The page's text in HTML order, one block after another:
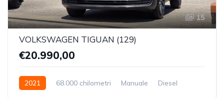
15
VOLKSWAGEN TIGUAN (129)
€20.990,00
2021 68.000 chilometri Manuale
Diesel